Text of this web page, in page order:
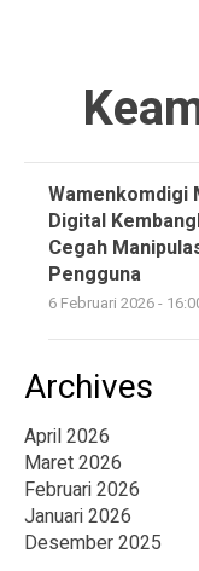
Wamenkomdigi
Digital
Cegah
Pengguna
6 Februari 2026 -
Archives
April 2026
Maret 2026
Februari 2026
Januari 2026
Desember 2025